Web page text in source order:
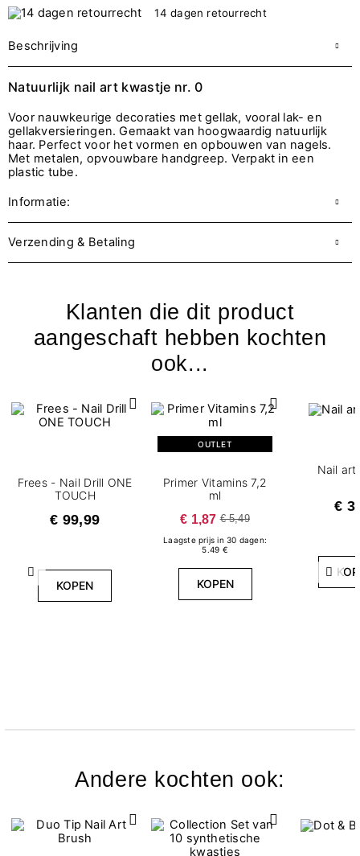
14 dagen retourrecht
Beschrijving
Natuurlijk nail art kwastje nr. 0
Voor nauwkeurige decoraties met gellak, vooral lak- en
gellakversieringen. Gemaakt van hoogwaardig natuurlijk
haar. Perfect voor het vormen en opbouwen van nagels.
Met metalen, opvouwbare handgreep. Verpakt in een
plastic tube.
Informatie:
Verzending & Betaling
Klanten die dit product
aangeschaft hebben kochten
ook...
Vorige
Frees - Nail Drill ONE
TOUCH
€ 99,99
KOPEN
OUTLET
Primer Vitamins 7,2
ml
€ 1,87 € 5,49
Laagste prijs in 30 dagen:
5.49 €
KOPEN
Nail art
€
Andere kochten ook: